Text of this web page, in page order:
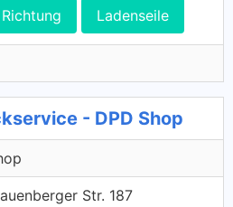
Richtung Ladenseile
- DPD Shop
Str. 187